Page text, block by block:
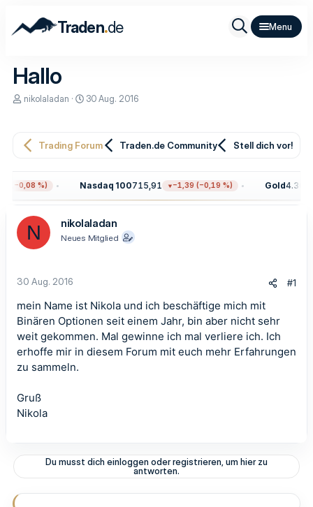
Traden.de
Hallo
E
e
r
nikolaladan
E
e
a
m
30 Aug. 2016
Trading Forum Traden.de Community Stell dich vor!
(−0,08 %) Nasdaq 100715,91 −1,39 (−0,19 %) Gold
N nikolaladan
Neues Mitglied
30 Aug. 2016 #1
mein Name ist Nikola und ich beschäftige mich mit
Binären Optionen seit einem Jahr, bin aber nicht sehr
weit gekommen. Mal gewinne ich mal verliere ich. Ich
erhoffe mir in diesem Forum mit euch mehr Erfahrungen
zu sammeln.
Gruß
Nikola
Du musst dich einloggen oder registrieren, um hier zu
antworten.